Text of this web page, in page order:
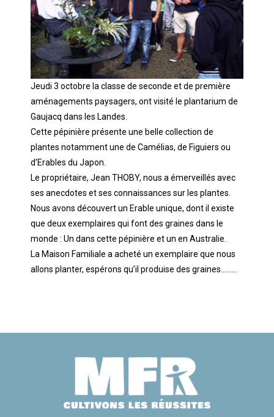
Jeudi 3 octobre la classe de seconde et de première
aménagements paysagers, ont visité le plantarium de
Gaujacq dans les Landes.
Cette pépinière présente une belle collection de
plantes notamment une de Camélias, de Figuiers ou
d’Erables du Japon.
Le propriétaire, Jean THOBY, nous a émerveillés avec
ses anecdotes et ses connaissances sur les plantes.
Nous avons découvert un Erable unique, dont il existe
que deux exemplaires qui font des graines dans le
monde : Un dans cette pépinière et un en Australie.
La Maison Familiale a acheté un exemplaire que nous
allons planter, espérons qu’il produise des graines………